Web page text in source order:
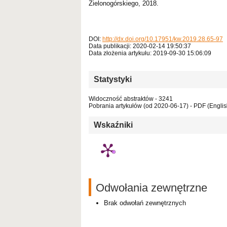
Zielonogórskiego, 2018.
DOI: http://dx.doi.org/10.17951/kw.2019.28.65-97
Data publikacji: 2020-02-14 19:50:37
Data złożenia artykułu: 2019-09-30 15:06:09
Statystyki
Widoczność abstraktów - 3241
Pobrania artykułów (od 2020-06-17) - PDF
Wskaźniki
Odwołania zewnętrzne
Brak odwołań zewnętrznych